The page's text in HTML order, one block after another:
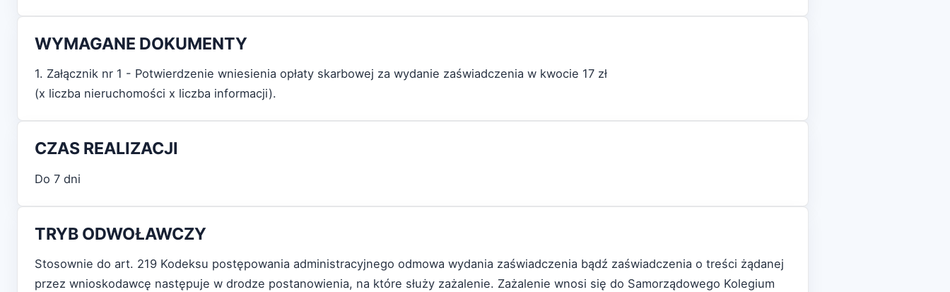
WYMAGANE DOKUMENTY
1. Załącznik nr 1 - Potwierdzenie wniesienia opłaty skarbowej za wydanie zaświadczenia w kwocie 17 zł
(x liczba nieruchomości x liczba informacji).
CZAS REALIZACJI
Do 7 dni
TRYB ODWOŁAWCZY
Stosownie do art. 219 Kodeksu postępowania administracyjnego odmowa wydania zaświadczenia bądź zaświadczenia o treści żądanej
przez wnioskodawcę następuje w drodze postanowienia, na które służy zażalenie. Zażalenie wnosi się do Samorządowego Kolegium